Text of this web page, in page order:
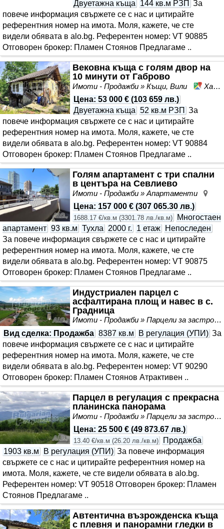
Двуетажна къща 144 кв.м РЗП За
повече информация свържете се с нас и цитирайте
референтния номер на имота. Моля, кажете, че сте
видeли обявата в alo.bg. Референтен номер: VT 90885
Отговорен брокер: Пламен Стоянов Предлагаме ..
Вековна къща с голям двор на
10 минути от Габрово
Имоти - Продажби » Къщи, Вили
Харачерите, област Габрово
Цена: 53 000 € (103 659 лв.)
Двуетажна къща 52 кв.м РЗП За
повече информация свържете се с нас и цитирайте
референтния номер на имота. Моля, кажете, че сте
видeли обявата в alo.bg. Референтен номер: VT 90884
Отговорен брокер: Пламен Стоянов Предлагаме ..
Голям апартамент с три спални
в центъра на Севлиево
Имоти - Продажби » Апартаменти
Цена: 157 000 € (307 065.30 лв.)
1688.17 €/кв.м (3301.78 лв./кв.м)
Многостаен
апартамент 93 кв.м Тухла 2000 г. 1 етаж
Непоследен
За повече информация свържете се с нас и цитирайте
референтния номер на имота. Моля, кажете, че сте
видeли обявата в alo.bg. Референтен номер: VT 90875
Отговорен брокер: Пламен Стоянов Предлагаме ..
Индустриален парцел с
асфалтирана площ и навес в с.
Градница
Имоти - Продажби » Парцели за застрояване, Инвестиционни проекти
Вид сделка: Продажба 8387 кв.м В регулация (УПИ) За
повече информация свържете се с нас и цитирайте
референтния номер на имота. Моля, кажете, че сте
видeли обявата в alo.bg. Референтен номер: VT 90290
Отговорен брокер: Пламен Стоянов Aтрактивен ..
Парцел в регулация с прекрасна
планинска панорама
Имоти - Продажби » Парцели за застрояване, Инвестиционни проекти
Цена: 25 500 € (49 873.67 лв.)
13.40 €/кв.м (26.20 лв./кв.м)
Продажба
1903 кв.м
В регулация (УПИ) За повече информация
свържете се с нас и цитирайте референтния номер на
имота. Моля, кажете, че сте видeли обявата в alo.bg.
Референтен номер: VT 90518 Отговорен брокер: Пламен
Стоянов Предлагаме ..
Автентична възрожденска къща
с плевня и панорамни гледки в